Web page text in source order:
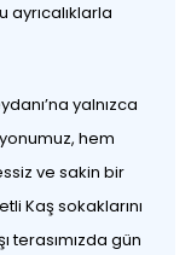
ayrıcalıklarla
yalnızca
hem
ve sakin bir
Kaş sokaklarını
terasımızda gün